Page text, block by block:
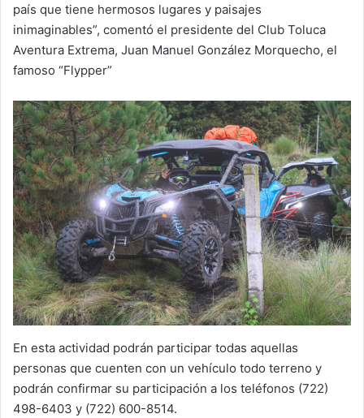
país que tiene hermosos lugares y paisajes
inimaginables”, comentó el presidente del Club Toluca
Aventura Extrema, Juan Manuel González Morquecho, el
famoso “Flypper”
En esta actividad podrán participar todas aquellas
personas que cuenten con un vehículo todo terreno y
podrán confirmar su participación a los teléfonos (722)
498-6403 y (722) 600-8514.